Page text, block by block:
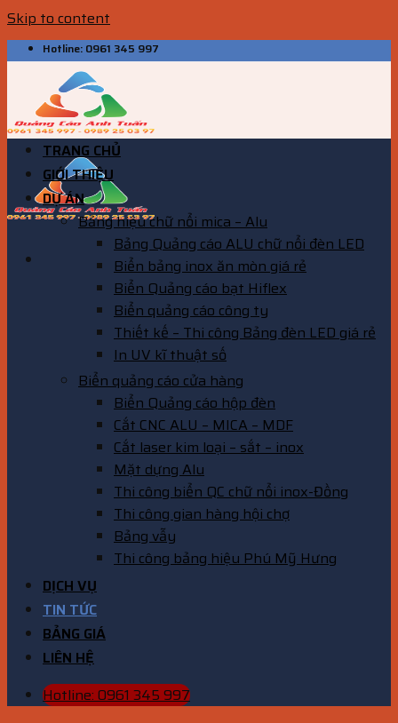
Skip to content
Hotline: 0961 345 997
TRANG CHỦ
GIỚI THIỆU
DỰ ÁN
Bảng hiệu chữ nổi mica – Alu
Bảng Quảng cáo ALU chữ nổi đèn LED
Biển bảng inox ăn mòn giá rẻ
Biển Quảng cáo bạt Hiflex
Biển quảng cáo công ty
Thiết kế – Thi công Bảng đèn LED giá rẻ
In UV kĩ thuật số
Biển quảng cáo cửa hàng
Biển Quảng cáo hộp đèn
Cắt CNC ALU – MICA – MDF
Cắt laser kim loại – sắt – inox
Mặt dựng Alu
Thi công biển QC chữ nổi inox-Đồng
Thi công gian hàng hội chợ
Bảng vẫy
Thi công bảng hiệu Phú Mỹ Hưng
DỊCH VỤ
TIN TỨC
BẢNG GIÁ
LIÊN HỆ
Hotline: 0961 345 997